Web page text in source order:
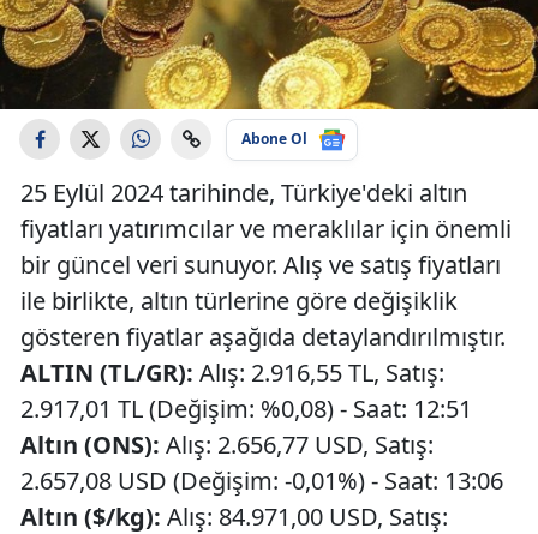
Abone Ol
25 Eylül 2024 tarihinde, Türkiye'deki altın
fiyatları yatırımcılar ve meraklılar için önemli
bir güncel veri sunuyor. Alış ve satış fiyatları
ile birlikte, altın türlerine göre değişiklik
gösteren fiyatlar aşağıda detaylandırılmıştır.
ALTIN (TL/GR): Alış: 2.916,55 TL, Satış:
2.917,01 TL (Değişim: %0,08) - Saat: 12:51
Altın (ONS): Alış: 2.656,77 USD, Satış:
2.657,08 USD (Değişim: -0,01%) - Saat: 13:06
Altın ($/kg): Alış: 84.971,00 USD, Satış: